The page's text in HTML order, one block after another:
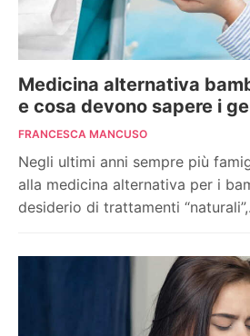
Medicina alternativa
e cosa devono sapere i
FRANCESCA MANCUSO
Negli ultimi anni sempre più
alla medicina alternativa per i
desiderio di trattamenti